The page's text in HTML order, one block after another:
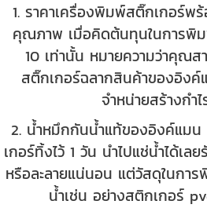
1. ราคาเครื่องพิมพ์สติ๊กเกอร์พ
คุณภาพ เมื่อคิดต้นทุนในการพิ
10 เท่านั้น หมายความว่าคุณ
สติ๊กเกอร์ฉลากสินค้าของอิง
จำหน่ายสร้างกำไ
2. น้ำหมึกกันน้ำแท้ของอิงค์แม
เกอร์ทิ้งไว้ 1 วัน นำไปแช่น้ำได้เล
หรือละลายแน่นอน แต่วัสดุในก
น้ำเช่น อย่างสติกเกอร์